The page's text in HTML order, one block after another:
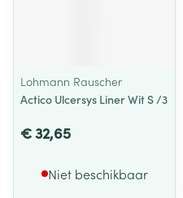
Lohmann Rauscher
Actico Ulcersys Liner Wit S /3
€ 32,65
Niet beschikbaar